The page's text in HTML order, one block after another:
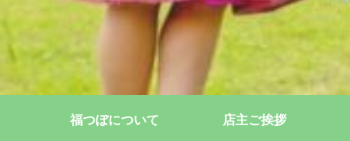
福つぼについて 店主ご挨拶